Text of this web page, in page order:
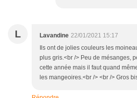
L Lavandine 22/01/2021 15:17
Ils ont de jolies couleurs les
plus gris.<br /> Peu de mésanges,
cette année mais il faut quand
les mangeoires.<br /> <br /> Gros